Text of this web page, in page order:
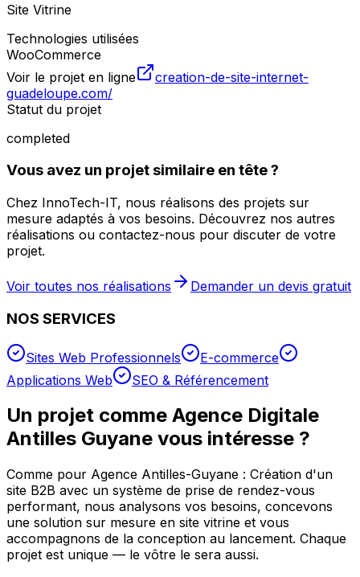
Site Vitrine
Technologies utilisées
WooCommerce
Voir le projet en ligne
creation-de-site-internet-
guadeloupe.com/
Statut du projet
completed
Vous avez un projet similaire en tête ?
Chez InnoTech-IT, nous réalisons des projets sur
mesure adaptés à vos besoins. Découvrez nos autres
réalisations ou contactez-nous pour discuter de votre
projet.
Voir toutes nos réalisations Demander un devis gratuit
NOS SERVICES
Sites Web Professionnels
E-commerce
Applications Web
SEO & Référencement
Un projet comme Agence Digitale
Antilles Guyane vous intéresse ?
Comme pour Agence Antilles-Guyane : Création d'un
site B2B avec un système de prise de rendez-vous
performant, nous analysons vos besoins, concevons
une solution sur mesure en site vitrine et vous
accompagnons de la conception au lancement. Chaque
projet est unique — le vôtre le sera aussi.